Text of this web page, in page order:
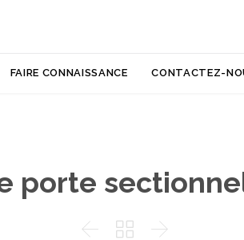
to
FAIRE CONNAISSANCE CONTACTEZ-
porte
  